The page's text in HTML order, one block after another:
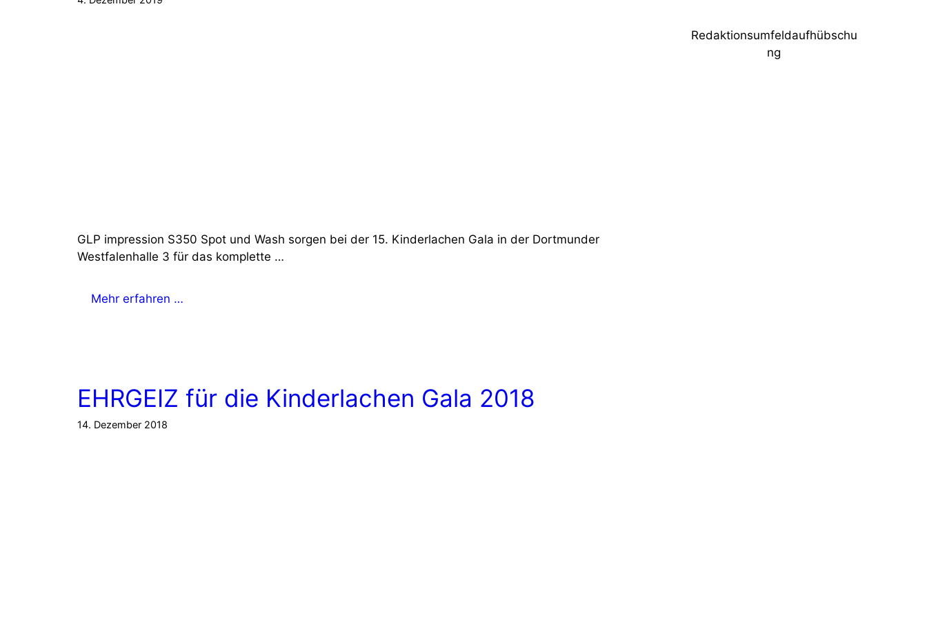
GLP impression S350 Spot und Wash sorgen bei der 15. Kinderlachen Gala in der Dortmunder
Westfalenhalle 3 für das komplette …
Mehr erfahren …
EHRGEIZ für die Kinderlachen Gala 2018
14. Dezember 2018
Redaktionsumfeldaufhübschu
ng